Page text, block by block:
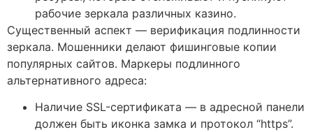
рабочие зеркала различных казино.
Существенный аспект — верификация подлинности
зеркала. Мошенники делают фишинговые копии
популярных сайтов. Маркеры подлинного
альтернативного адреса:
Наличие SSL-сертификата — в адресной панели
должен быть иконка замка и протокол “https”.